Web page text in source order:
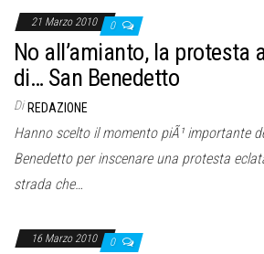
21 Marzo 2010 0
No all’amianto, la protesta
di… San Benedetto
Di REDAZIONE
Hanno scelto il momento piÃ¹ importante
Benedetto per inscenare una protesta
strada che…
16 Marzo 2010 0